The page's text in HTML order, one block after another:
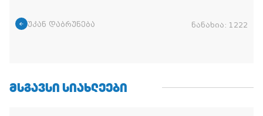
უკან დაბრუნება ნანახია: 1222
ᲛᲡᲒᲐᲕᲡᲘ ᲡᲘᲐᲮᲚᲔᲔᲑᲘ